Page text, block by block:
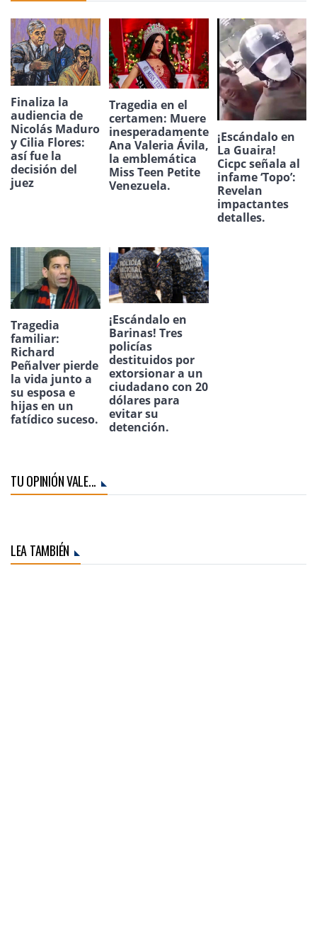
Finaliza la
audiencia de
Nicolás Maduro
y Cilia Flores:
así fue la
decisión del
juez
Tragedia en el
certamen: Muere
inesperadamente
Ana Valeria Ávila,
la emblemática
Miss Teen Petite
Venezuela.
¡Escándalo en
La Guaira!
Cicpc señala al
infame ‘Topo’:
Revelan
impactantes
detalles.
Tragedia
familiar:
Richard
Peñalver pierde
la vida junto a
su esposa e
hijas en un
fatídico suceso.
¡Escándalo en
Barinas! Tres
policías
destituidos por
extorsionar a un
ciudadano con 20
dólares para
evitar su
detención.
TU OPINIÓN VALE...
LEA TAMBIÉN